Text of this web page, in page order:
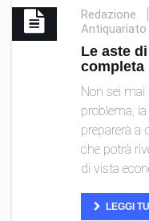
Redazione
Antiquariato
Le aste
completa
Non sei mai
problema,
preparerà a
che potrà
di vista
LEGGI